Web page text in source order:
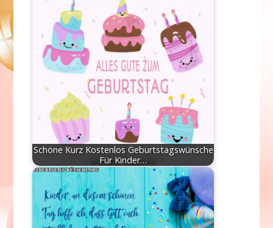
Schöne Kurz Kostenlos Geburtstagswünsche
Für Kinder…